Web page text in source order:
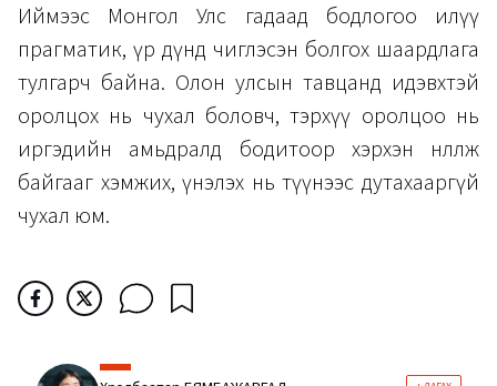
Иймээс Монгол Улс гадаад бодлогоо илүү
прагматик, үр дүнд чиглэсэн болгох шаардлага
тулгарч байна. Олон улсын тавцанд идэвхтэй
оролцох нь чухал боловч, тэрхүү оролцоо нь
иргэдийн амьдралд бодитоор хэрхэн нөлөөлж
байгааг хэмжих, үнэлэх нь түүнээс дутахааргүй
чухал юм.